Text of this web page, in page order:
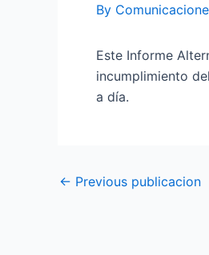
By
Este Informe
incumplimiento
a día.
← Previous publicacion